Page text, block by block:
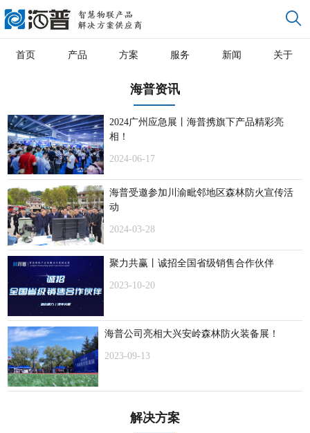
首页 产品 方案 服务 新闻 关于
海普资讯
2024广州应急展丨海普携旗下产品精彩亮
相！
2024-06-17
海普受邀参加川渝毗邻地区森林防火宣传活
动
2024-03-28
聚力共赢丨诚招全国省级销售合作伙伴
2023-10-20
海普公司亮相大兴安岭森林防火装备展！
2023-09-13
解决方案